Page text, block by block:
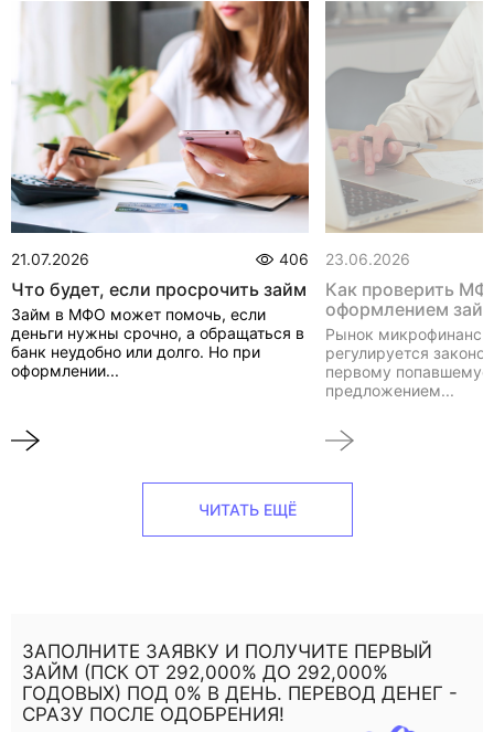
21.07.2026 406
Что будет, если просрочить займ
Займ в МФО может помочь, если
деньги нужны срочно, а обращаться в
банк неудобно или долго. Но при
оформлении...
23.06.2026
Как проверить
оформлением
Рынок
регулируется
первому
предложением...
ЧИТАТЬ ЕЩЁ
ЗАПОЛНИТЕ ЗАЯВКУ И ПОЛУЧИТЕ ПЕРВЫЙ
ЗАЙМ (ПСК ОТ 292,000% ДО 292,000%
ГОДОВЫХ) ПОД 0% В ДЕНЬ. ПЕРЕВОД ДЕНЕГ -
СРАЗУ ПОСЛЕ ОДОБРЕНИЯ!